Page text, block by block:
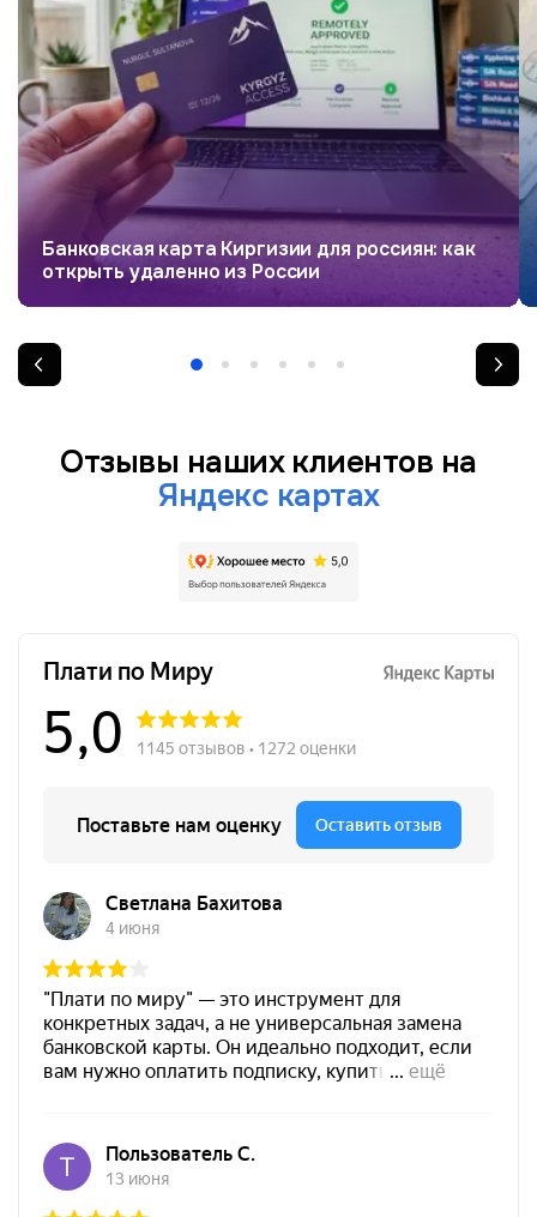
Банковская карта Киргизии для россиян: как
открыть удаленно из России
Отзывы наших клиентов на
Яндекс картах